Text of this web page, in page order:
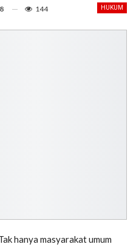
HUKUM
144
hanya masyarakat umum